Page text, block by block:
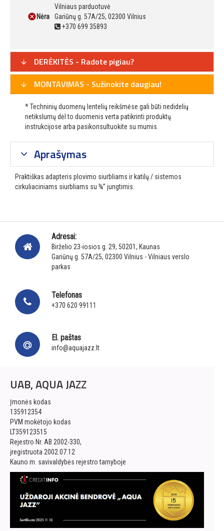
Nėra
Vilniaus parduotuvė
Gariūnų g. 57A/25, 02300 Vilnius
+370 699 35893
DERĖKITĖS - Radote pigiau?
MONTAVIMAS - Sužinokite daugiau!
* Techninių duomenų lentelių reikšmėse gali būti nedidelių
netikslumų dėl to duomenis verta patikrinti produktų
instrukcijose arba pasikonsultuokite su mumis.
Aprašymas
Praktiškas adapteris plovimo siurbliams ir katilų / sistemos
cirkuliaciniams siurbliams su ¾” jungtimis.
Adresai:
Birželio 23-iosios g. 29, 50201, Kaunas
Gariūnų g. 57A/25, 02300 Vilnius - Vilniaus verslo
parkas
Telefonas
+370 620 99111
El. paštas
info@aquajazz.lt
UAB, AQUA JAZZ
Įmonės kodas
135912354
PVM mokėtojo kodas
LT359123515
Rejestro Nr. AB 2002-330,
įregistruota 2002.07.12
Kauno m. savivaldybės rejestro tarnyboje